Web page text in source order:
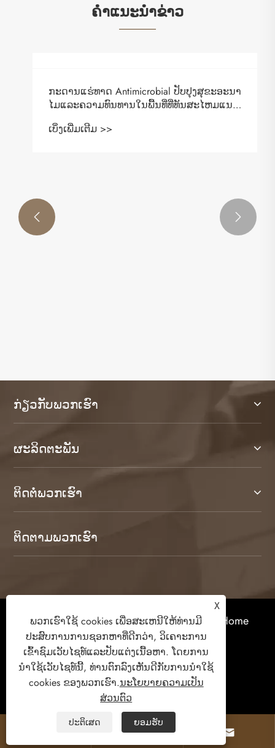
ຄໍາແນະນໍາຂ່າວ
 
ກ່ຽວກັບພວກເຮົາ
ຜະລິດຕະພັນ
ຕິດ​ຕໍ່​ພວກ​ເຮົາ
ຕິດ​ຕາມ​ພວກ​ເຮົາ
ສະຫງວນລິຂະສິດ © 2026 Weifang Kamulang Home
Technology Co., Ltd. All Rights Reserved.
Links Sitemap RSS
XML
ນະໂຍບາຍຄວາມເປັນສ່ວນຕົວ
 
X
ພວກເຮົາໃຊ້ cookies ເພື່ອສະເຫນີໃຫ້ທ່ານມີ
ປະສົບການການຊອກຫາທີ່ດີກວ່າ, ວິເຄາະການ
ເຂົ້າຊົມເວັບໄຊທ໌ແລະປັບແຕ່ງເນື້ອຫາ. ໂດຍການ
ນໍາໃຊ້ເວັບໄຊທ໌ນີ້, ທ່ານຕົກລົງເຫັນດີກັບການນໍາໃຊ້
cookies ຂອງພວກເຮົາ.ນະໂຍບາຍຄວາມເປັນ
ສ່ວນຕົວ
ປະຕິເສດ ຍອມຮັບ